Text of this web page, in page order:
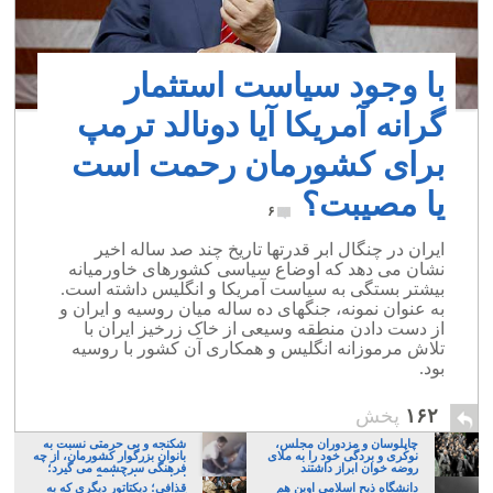
با وجود سیاست استثمار
گرانه آمریکا آیا دونالد ترمپ
برای کشورمان رحمت است
یا مصیبت؟
۶
ایران در چنگال ابر قدرتها تاریخ چند صد ساله اخیر
نشان می دهد که اوضاع سیاسی کشورهای خاورمیانه
بیشتر بستگی به سیاست آمریکا و انگلیس داشته است.
به عنوان نمونه، جنگهای ده ساله میان روسیه و ایران و
از دست دادن منطقه وسیعی از خاک زرخیز ایران با
تلاش مرموزانه انگلیس و همکاری آن کشور با روسیه
بود.
۱۶۲ پخش
چاپلوسان و مزدوران مجلس،
نوکری و بردگی خود را به ملای
روضه خوان ابراز داشتند
شکنجه و بی حرمتی نسبت به
بانوان بزرگوار کشورمان، از چه
فرهنگی سرچشمه می گیرد؛
ایرانی، و یا تازیان؟
دانشگاه ذبح اسلامی اوین هم
قذافی؛ دیکتاتور دیگری که به